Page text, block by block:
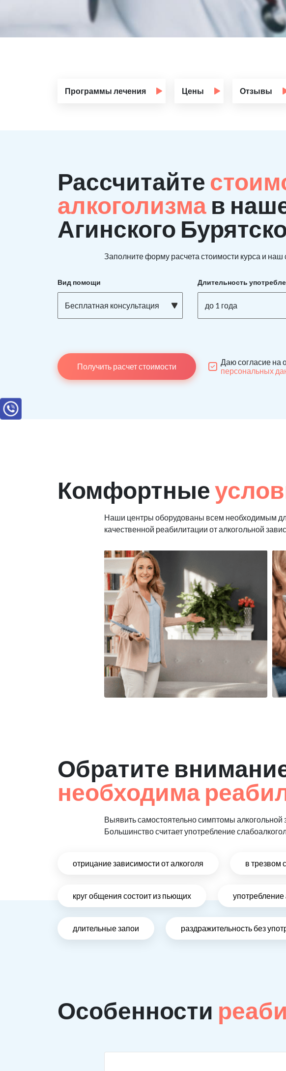
Программы лечения Цены Отзывы
Рассчитайте
алкоголизма в
Агинского
Заполните форму расчета стоимости курса и
Вид помощи
Бесплатная консультация
Длительность
до 1 года
Получить расчет стоимости
Даю согласие на
персональных
Комфортные
Наши центры оборудованы всем необходимым
качественной реабилитации от алкогольной
Обратите
необходима
Выявить самостоятельно симптомы алкогольной
Большинство считает употребление
отрицание зависимости от алкоголя в трезвом
круг общения состоит из пьющих
длительные запои раздражительность без
Особенности